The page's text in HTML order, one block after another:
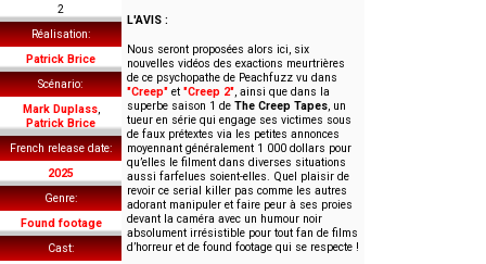
2
Réalisation
Patrick Brice
Scénario
Mark Duplass,
Patrick Brice
French release date
2025
Genre
Found footage
Cast
L'AVIS :
Nous seront proposées alors ici, six
nouvelles vidéos des exactions meurtrières
de ce psychopathe de Peachfuzz vu dans
"Creep" et "Creep 2", ainsi que dans la
superbe saison 1 de The Creep Tapes, un
tueur en série qui engage ses victimes sous
de faux prétextes via les petites annonces
moyennant généralement 1 000 dollars pour
qu’elles le filment dans diverses situations
aussi farfelues soient-elles. Quel plaisir de
revoir ce serial killer pas comme les autres
adorant manipuler et faire peur à ses proies
devant la caméra avec un humour noir
absolument irrésistible pour tout fan de films
d’horreur et de found footage qui se respecte !